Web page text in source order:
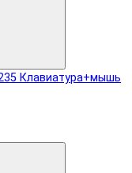
Клавиатура+мышь